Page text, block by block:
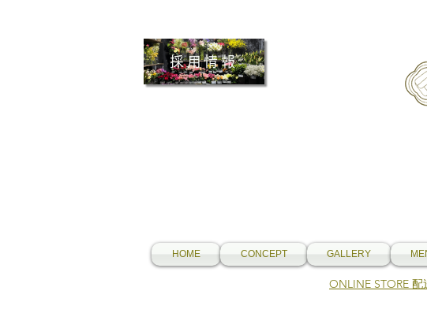
採用情報
HOME CONCEPT GALLERY
​ONLINE STORE